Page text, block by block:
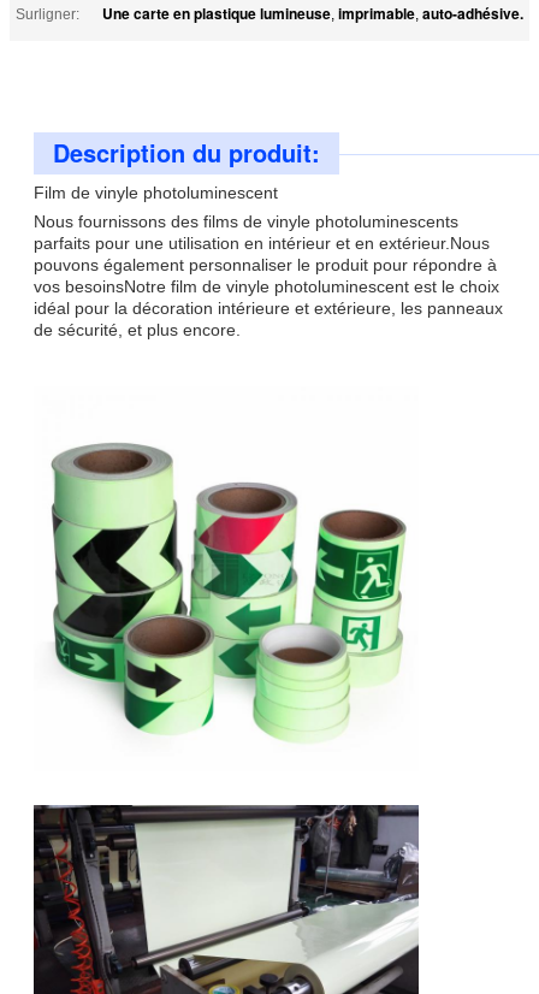
Surligner:
Une carte en plastique lumineuse, imprimable, auto-adhésive.
Description du produit:
Film de vinyle photoluminescent
Nous fournissons des films de vinyle photoluminescents
parfaits pour une utilisation en intérieur et en extérieur.Nous
pouvons également personnaliser le produit pour répondre à
vos besoinsNotre film de vinyle photoluminescent est le choix
idéal pour la décoration intérieure et extérieure, les panneaux
de sécurité, et plus encore.